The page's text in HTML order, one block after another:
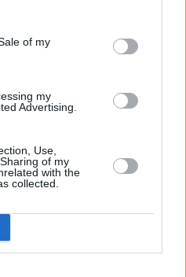
preferencias se aplicarán
nuevo en este sitio web o
of my
my
Advertising.
Use,
of my
with the
collected.